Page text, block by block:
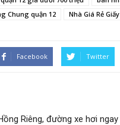
Chung quận 12
Nhà Giá Rẻ
Facebook Twitter
Riêng, đường xe hơi ngay